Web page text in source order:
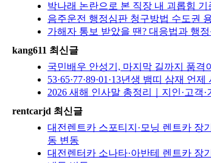
박나래 논란으로 본 직장 내 괴롭힘
음주운전 행정심판 청구방법 수도권
가해자 통보 받았을 땐? 대응법과 행
kang611 최신글
국민배우 안성기, 마지막 길까지 품
53·65·77·89·01·13년생 뱀띠 삼재 언
2026 새해 인사말 총정리｜지인·고객
rentcarjd 최신글
대전렌트카 스포티지·모닝 렌트카 장
동 변동
대전렌터카 소나타·아반테 렌트카 장